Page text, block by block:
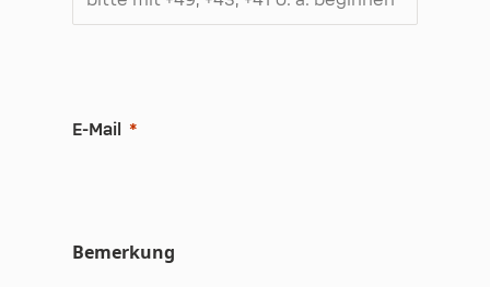
E-Mail
Bemerkung